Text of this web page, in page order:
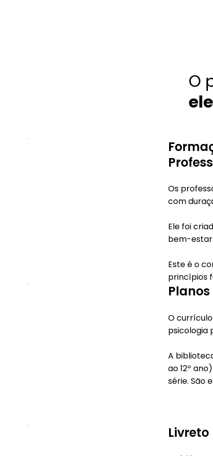
O
Os
com
Ele foi
bem-estar
Este é o
princípios
O
psicologia
A
ao 12º
série. São
Livreto